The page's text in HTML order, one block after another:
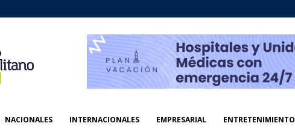
NACIONALES INTERNACIONALES EMPRESARIAL ENTRETENIMIENTO